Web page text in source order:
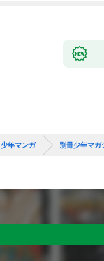
少年マンガ 別冊少年マガ